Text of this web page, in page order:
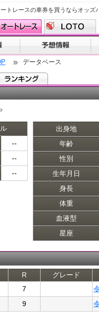
トレースの車券を買うならオッズ
データベース
--
--
--
出身地
年齢
性別
生年月日
身長
体重
血液型
星座
R
グレード
7
9